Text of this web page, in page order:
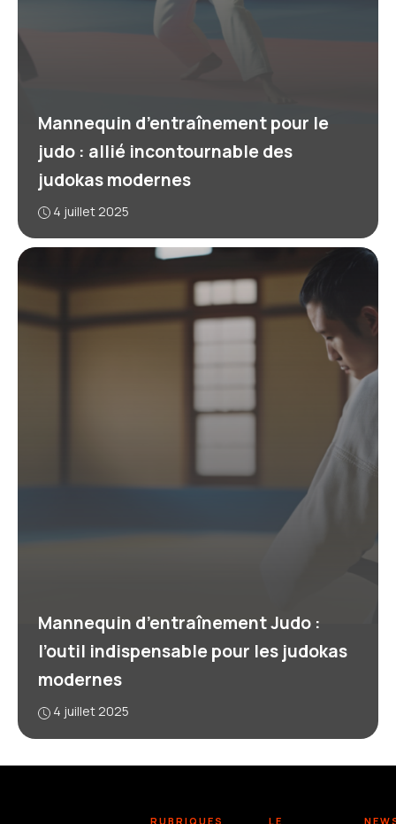
Mannequin d’entraînement pour le
judo : allié incontournable des
judokas modernes
4 juillet 2025
Mannequin d’entraînement Judo :
l’outil indispensable pour les judokas
modernes
4 juillet 2025
RUBRIQUES
LE